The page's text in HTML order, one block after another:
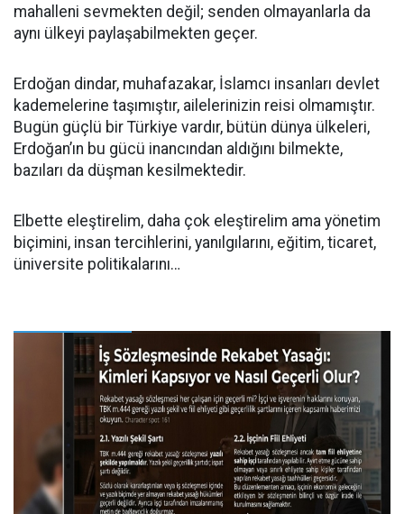
mahalleni sevmekten değil; senden olmayanlarla da
aynı ülkeyi paylaşabilmekten geçer.
Erdoğan dindar, muhafazakar, İslamcı insanları devlet
kademelerine taşımıştır, ailelerinizin reisi olmamıştır.
Bugün güçlü bir Türkiye vardır, bütün dünya ülkeleri,
Erdoğan’ın bu gücü inancından aldığını bilmekte,
bazıları da düşman kesilmektedir.
Elbette eleştirelim, daha çok eleştirelim ama yönetim
biçimini, insan tercihlerini, yanılgılarını, eğitim, ticaret,
üniversite politikalarını…